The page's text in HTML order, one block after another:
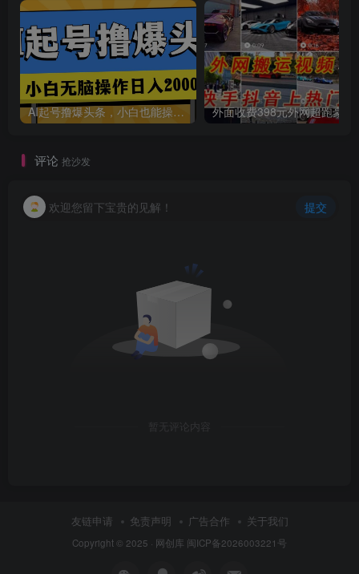
AI起号撸爆头条，小白也能操作，日入2000+
评论 抢沙发
欢迎您留下宝贵的见解！ 提交
暂无评论内容
友链申请 免责声明 广告合作 关于我们
Copyright © 2025 · 网创库 闽ICP备2026003221号